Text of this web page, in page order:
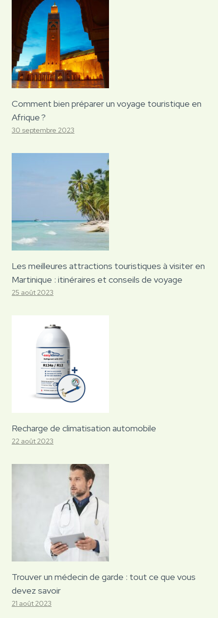
Comment bien préparer un voyage touristique en
Afrique ?
30 septembre 2023
Les meilleures attractions touristiques à visiter en
Martinique : itinéraires et conseils de voyage
25 août 2023
Recharge de climatisation automobile
22 août 2023
Trouver un médecin de garde : tout ce que vous
devez savoir
21 août 2023